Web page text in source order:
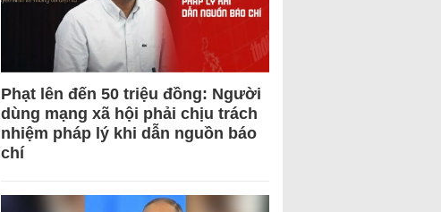
Phạt lên đến 50 triệu đồng: Người
dùng mạng xã hội phải chịu trách
nhiệm pháp lý khi dẫn nguồn báo
chí